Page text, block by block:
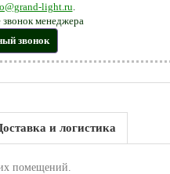
light.ru.
звонок менеджера
звонок
и логистика
помещений.